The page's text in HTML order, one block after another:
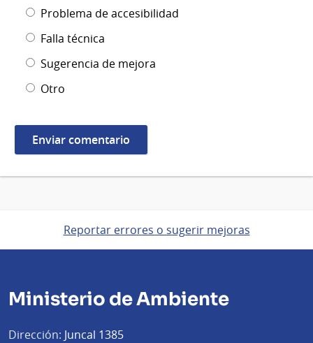
Problema de accesibilidad
Falla técnica
Sugerencia de mejora
Otro
Reportar errores o sugerir mejoras
Ministerio de Ambiente
Dirección: Juncal 1385